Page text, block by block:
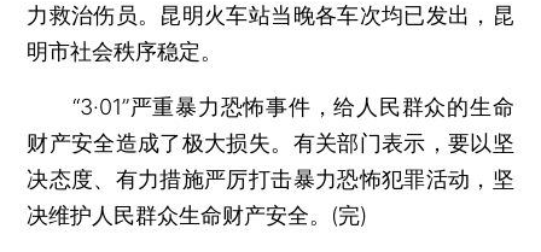
力救治伤员。昆明火车站当晚各车次均已发出，昆
明市社会秩序稳定。
“3·01”严重暴力恐怖事件，给人民群众的生命
财产安全造成了极大损失。有关部门表示，要以坚
决态度、有力措施严厉打击暴力恐怖犯罪活动，坚
决维护人民群众生命财产安全。(完)